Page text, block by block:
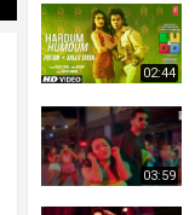
02:44
03:59